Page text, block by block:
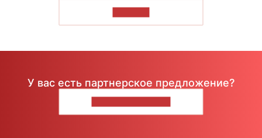
У вас есть партнерское предложение?